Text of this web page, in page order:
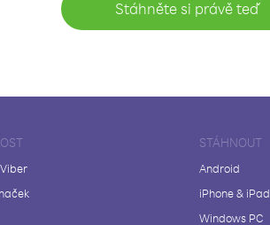
Stáhněte si právě teď
STÁHNOUT
Android
iPhone & iPad
Windows PC